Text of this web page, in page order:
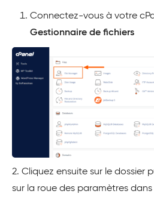
Connectez-vous à votre
Gestionnaire de fichiers
2. Cliquez ensuite sur le dossier
sur la roue des paramètres